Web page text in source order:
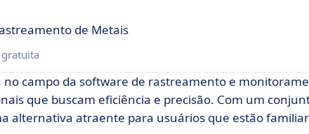
de Metais
no campo da software de rastreamento e
que buscam eficiência e precisão. Com um
alternativa atraente para usuários que estão